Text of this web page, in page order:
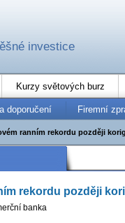
investice
Kurzy světových burz
doporučení Firemní
ranním rekordu později
rekordu později
banka